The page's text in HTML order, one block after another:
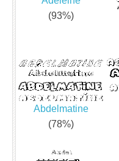
(93%)
Abdelmatine
(78%)